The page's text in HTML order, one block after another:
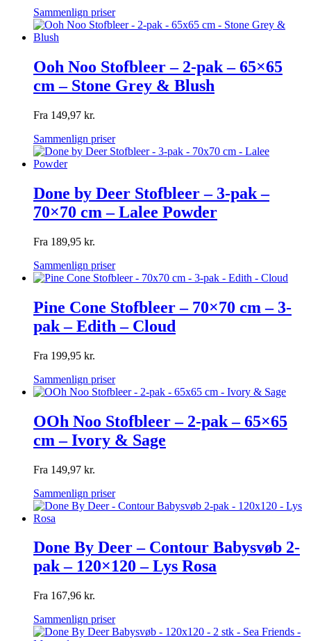
Sammenlign priser
Ooh Noo Stofbleer – 2-pak – 65×65
cm – Stone Grey & Blush
Fra 149,97 kr.
Sammenlign priser
Done by Deer Stofbleer – 3-pak –
70×70 cm – Lalee Powder
Fra 189,95 kr.
Sammenlign priser
Pine Cone Stofbleer – 70×70 cm – 3-
pak – Edith – Cloud
Fra 199,95 kr.
Sammenlign priser
OOh Noo Stofbleer – 2-pak – 65×65
cm – Ivory & Sage
Fra 149,97 kr.
Sammenlign priser
Done By Deer – Contour Babysvøb 2-
pak – 120×120 – Lys Rosa
Fra 167,96 kr.
Sammenlign priser